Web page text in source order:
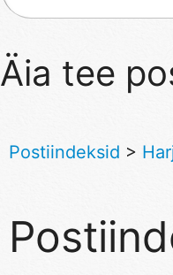
Äia tee
Postiindeksid >